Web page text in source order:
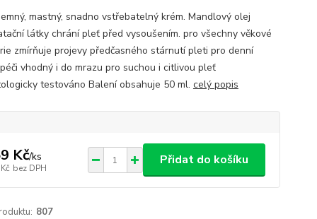
mastný, snadno vstřebatelný krém. Mandlový olej
látky chrání pleť před vysoušením. pro všechny věkové
zmírňuje projevy předčasného stárnutí pleti pro denní
vhodný i do mrazu pro suchou i citlivou pleť
testováno Balení obsahuje 50 ml. celý popis
Kč/ks
bez DPH
Přidat do košíku
807